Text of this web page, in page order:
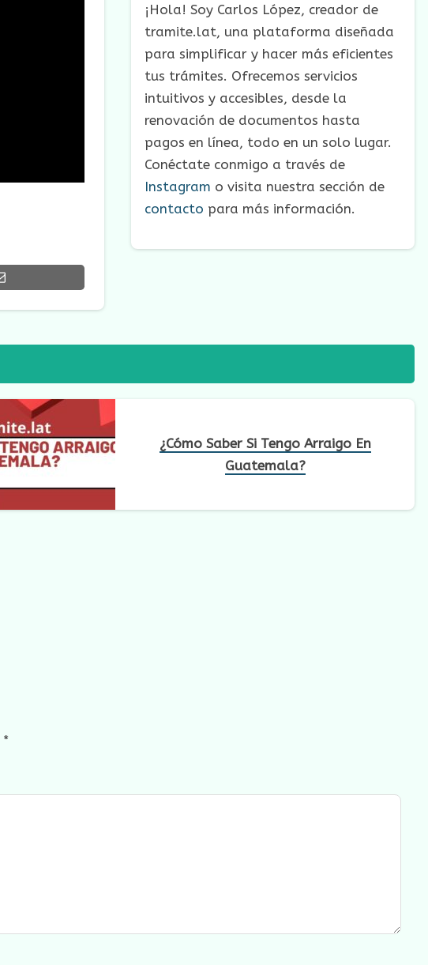
¡Hola! Soy Carlos López, creador de
tramite.lat, una plataforma diseñada
para simplificar y hacer más eficientes
tus trámites. Ofrecemos servicios
intuitivos y accesibles, desde la
renovación de documentos hasta
pagos en línea, todo en un solo lugar.
Conéctate conmigo a través de
Instagram o visita nuestra sección de
contacto para más información.
¿Cómo Saber Si Tengo Arraigo En
Guatemala?
*